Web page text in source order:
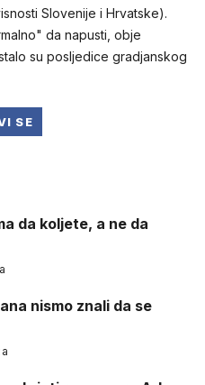
Slovenije i Hrvatske).
da napusti, obje
su posljedice gradjanskog
SE
da koljete, a ne da
nismo znali da se